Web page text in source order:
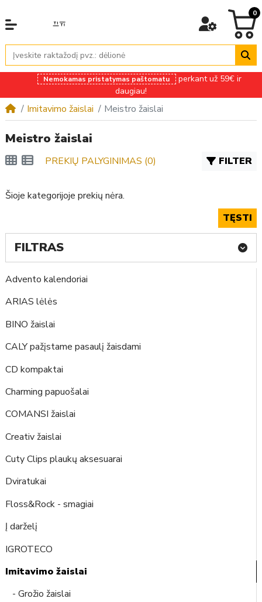
0
Nemokamas pristatymas paštomatu
perkant už 59€ ir
daugiau!
Imitavimo žaislai Meistro žaislai
FILTRAS
Advento kalendoriai
ARIAS lėlės
BINO žaislai
CALY pažįstame pasaulį žaisdami
CD kompaktai
Charming papuošalai
COMANSI žaislai
Creativ žaislai
Cuty Clips plaukų aksesuarai
Dviratukai
Floss&Rock - smagiai
Į darželį
IGROTECO
Imitavimo žaislai
- Grožio žaislai
Meistro žaislai
FILTER
PREKIŲ PALYGINIMAS (0)
Šioje kategorijoje prekių nėra.
TĘSTI